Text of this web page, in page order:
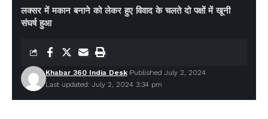
लक्सर में मकान बनाने को लेकर हुए विवाद के चलते दो पक्षों में खूनी
संघर्ष हुआ
Last updated: July 2, 2024 3:34 pm
Khabar 360 India Desk Published July 2, 2024